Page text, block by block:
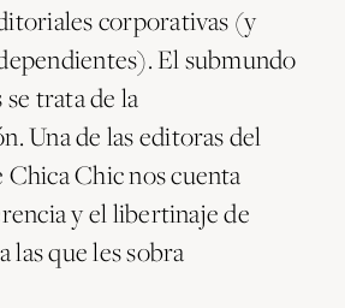
corporativas (y
El submundo
trata de la
Una de las editoras del
Chica Chic nos cuenta
y el libertinaje de
las que les sobra